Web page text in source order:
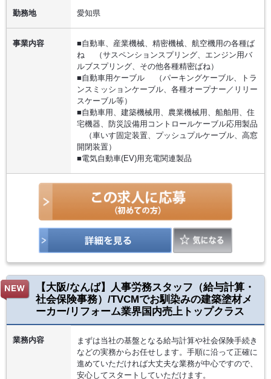
勤務地 愛知県
事業内容
■自動車、産業機械、精密機械、航空機用の各種ば
ね （サスペンションスプリング、エンジン用バ
ルブスプリング、その他各種精密ばね）
■自動車用ケーブル （パーキングケーブル、トラ
ンスミッションケーブル、各種オープナー／リリー
スケーブル等）
■自動車用、建築機械用、農業機械用、船舶用、住
宅機器、防災設備用コントロールケーブル応用製品
（車いす固定装置、プッシュプルケーブル、高窓
開閉装置）
■電気自動車(EV)用充電関連製品
【大阪/なんば】人事労務スタッフ（給与計算・
社会保険事務）/TVCMでお馴染みの建築塗材メ
ーカー/リフォーム業界国内売上トップクラス
業務内容
まずは当社の基盤となる給与計算や社会保険手続き
などの実務からお任せします。手順に沿って正確に
進めていただければ大丈夫な業務が中心ですので、
安心してスタートしていただけます。